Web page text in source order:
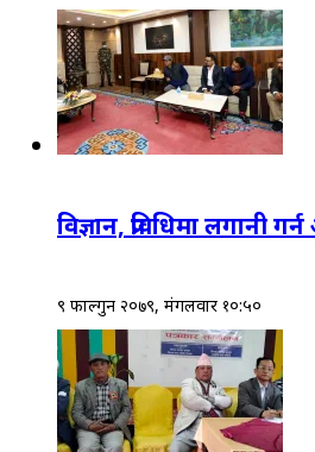
विज्ञान, प्रविधिमा लगानी
९ फाल्गुन २०७९, मंगलवार १०:५०